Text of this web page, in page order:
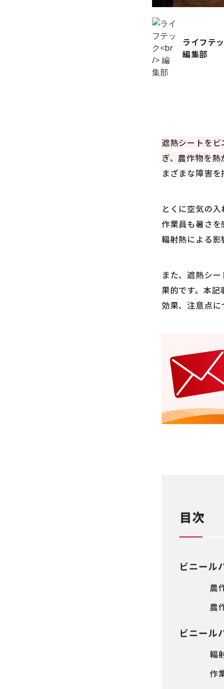
ライフテ
編集部
遮熱シートを
ぎ、農作物を熱
まざまな障害を
とくに空気の
作業員も暑さを
輻射熱による影
また、遮熱シ
果的です。本
効果、注意点に
目次
ビニール
農
農
ビニール
輻
作